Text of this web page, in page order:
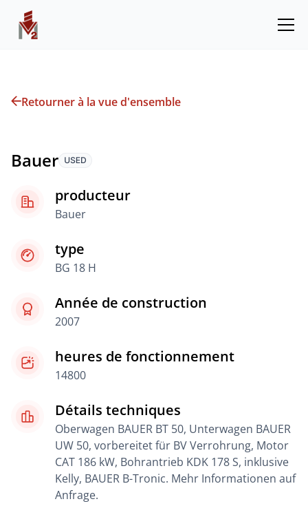
Retourner à la vue d'ensemble
Bauer
producteur
Bauer
type
BG 18 H
Année de construction
2007
heures de fonctionnement
14800
Détails techniques
Oberwagen BAUER BT 50, Unterwagen BAUER
UW 50, vorbereitet für BV Verrohrung, Motor
CAT 186 kW, Bohrantrieb KDK 178 S, inklusive
Kelly, BAUER B-Tronic. Mehr Informationen auf
Anfrage.